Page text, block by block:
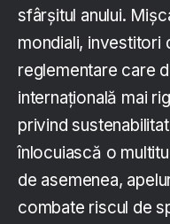
sfârșitul anului.
mondiali, investitori
reglementare care
internațională mai
privind
înlocuiască o
de asemenea,
combate riscul de